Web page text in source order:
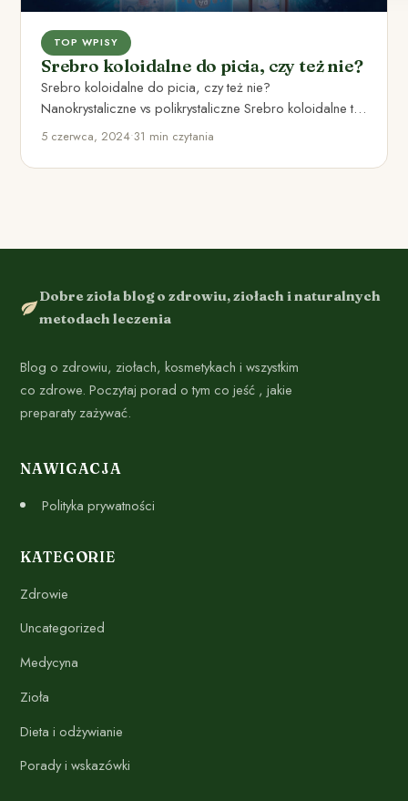
TOP WPISY
Srebro koloidalne do picia, czy też nie?
Srebro koloidalne do picia, czy też nie?
Nanokrystaliczne vs polikrystaliczne Srebro koloidalne to
produkt stworzony przez zawieszenie niewielkich…
5 czerwca, 2024•31 min czytania
Dobre zioła blog o zdrowiu, ziołach i naturalnych
metodach leczenia
Blog o zdrowiu, ziołach, kosmetykach i wszystkim
co zdrowe. Poczytaj porad o tym co jeść , jakie
preparaty zażywać.
NAWIGACJA
Polityka prywatności
KATEGORIE
Zdrowie
Uncategorized
Medycyna
Zioła
Dieta i odżywianie
Porady i wskazówki